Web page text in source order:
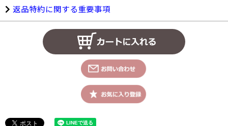
返品特約に関する重要事項